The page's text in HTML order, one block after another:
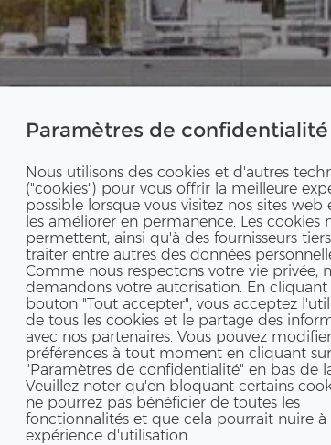
Paramètres de confidentialité
Nous utilisons des cookies et d'autres
("cookies") pour vous offrir la meilleure
possible lorsque vous visitez nos sites web
les améliorer en permanence. Les cookies
permettent, ainsi qu'à des fournisseurs
traiter entre autres des données
Comme nous respectons votre vie privée,
demandons votre autorisation. En cliquant
bouton "Tout accepter", vous acceptez
de tous les cookies et le partage des
avec nos partenaires. Vous pouvez
préférences à tout moment en cliquant sur
"Paramètres de confidentialité" en bas de
Veuillez noter qu'en bloquant certains
ne pourrez pas bénéficier de toutes les
fonctionnalités et que cela pourrait nuire à
expérience d'utilisation.